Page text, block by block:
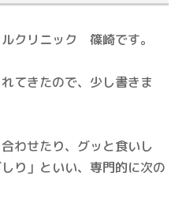
クリニック 篠崎です。
てきたので、少し書きま
わせたり、グッと食いし
り」といい、専門的に次の